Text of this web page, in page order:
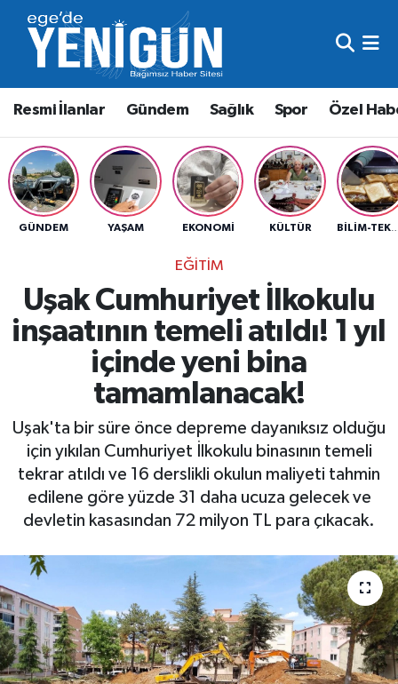
Resmi İlanlar Gündem Sağlık Spor Özel
GÜNDEM YAŞAM EKONOMI KÜLTÜR
EĞITIM
Uşak Cumhuriyet İlkokulu
inşaatının temeli atıldı! 1 yıl
içinde yeni bina
tamamlanacak!
Uşak'ta bir süre önce depreme dayanıksız olduğu
için yıkılan Cumhuriyet İlkokulu binasının temeli
tekrar atıldı ve 16 derslikli okulun maliyeti tahmin
edilene göre yüzde 31 daha ucuza gelecek ve
devletin kasasından 72 milyon TL para çıkacak.
Resmi İlanlar
Gündem
Sağlık
Spor
Beyoğlu Nöbetçi Eczaneler
Beyoğlu Hava Durumu
Beyoğlu Trafik Yoğunluk Haritası
Süper Lig Puan Durumu ve Fikstür
Son Dakika Haberleri
Haber Arşivi